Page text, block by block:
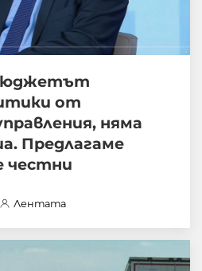
от
няма
Предлагаме
честни
Лентата